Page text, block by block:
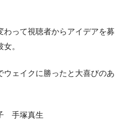
わって視聴者からアイデアを募
。
ウェイクに勝ったと大喜びのあ
手塚真生